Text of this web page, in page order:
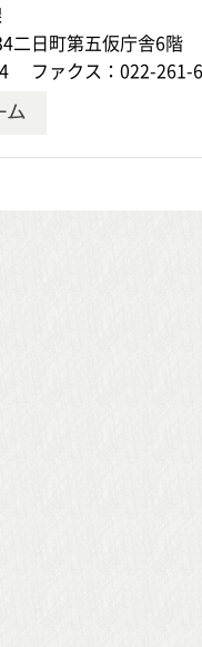
二日町第五仮庁舎6階
ファクス：022-261-